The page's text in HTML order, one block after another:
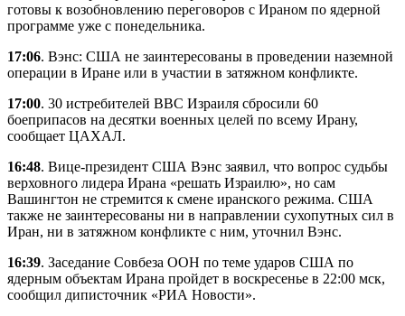
готовы к возобновлению переговоров с Ираном по ядерной
программе уже с понедельника.
17:06. Вэнс: США не заинтересованы в проведении наземной
операции в Иране или в участии в затяжном конфликте.
17:00. 30 истребителей ВВС Израиля сбросили 60
боеприпасов на десятки военных целей по всему Ирану,
сообщает ЦАХАЛ.
16:48. Вице-президент США Вэнс заявил, что вопрос судьбы
верховного лидера Ирана «решать Израилю», но сам
Вашингтон не стремится к смене иранского режима. США
также не заинтересованы ни в направлении сухопутных сил в
Иран, ни в затяжном конфликте с ним, уточнил Вэнс.
16:39. Заседание Совбеза ООН по теме ударов США по
ядерным объектам Ирана пройдет в воскресенье в 22:00 мск,
сообщил диписточник «РИА Новости».